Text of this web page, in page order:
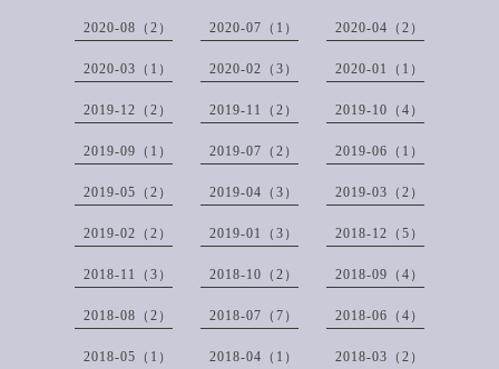
2020-08（2） 2020-07（1） 2020-04（2）
2020-03（1） 2020-02（3） 2020-01（1）
2019-12（2） 2019-11（2） 2019-10（4）
2019-09（1） 2019-07（2） 2019-06（1）
2019-05（2） 2019-04（3） 2019-03（2）
2019-02（2） 2019-01（3） 2018-12（5）
2018-11（3） 2018-10（2） 2018-09（4）
2018-08（2） 2018-07（7） 2018-06（4）
2018-05（1） 2018-04（1） 2018-03（2）